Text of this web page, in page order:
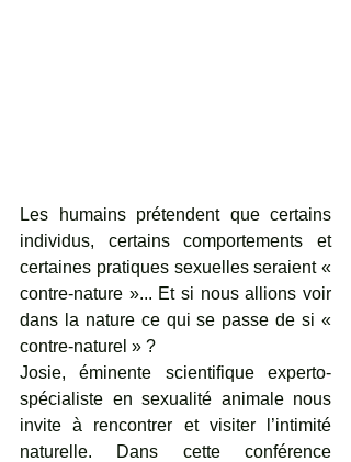
Les humains prétendent que certains
individus, certains comportements et
certaines pratiques sexuelles seraient «
contre-nature »... Et si nous allions voir
dans la nature ce qui se passe de si «
contre-naturel » ?
Josie, éminente scientifique experto-
spécialiste en sexualité animale nous
invite à rencontrer et visiter l’intimité
naturelle. Dans cette conférence